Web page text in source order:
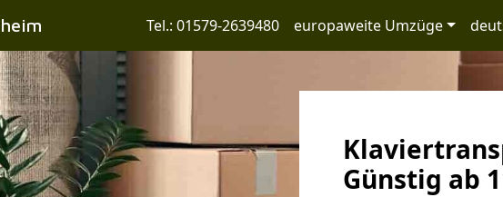
Tel.: 01579-2639480 europaweite Umzüge
Günstig ab